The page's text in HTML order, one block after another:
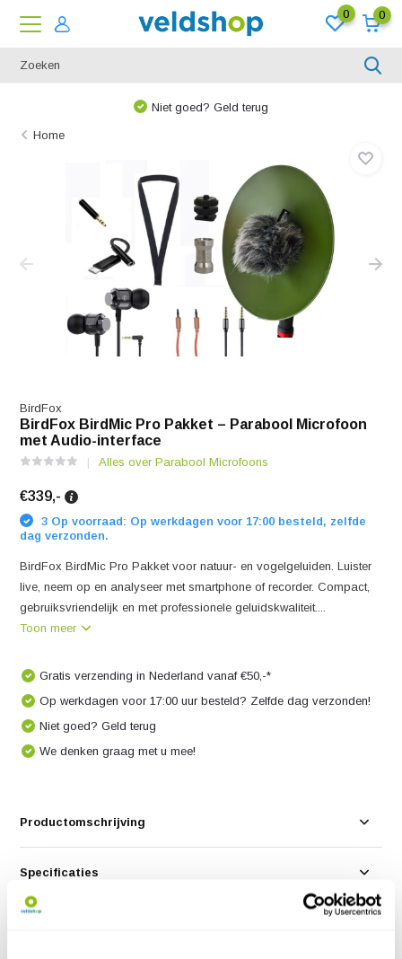
0 0
Niet goed? Geld terug
Home
BirdFox
BirdFox BirdMic Pro Pakket – Parabool Microfoon
met Audio-interface
Alles over Parabool Microfoons
€339,-
3 Op voorraad: Op werkdagen voor 17:00 besteld, zelfde
dag verzonden.
BirdFox BirdMic Pro Pakket voor natuur- en vogelgeluiden. Luister
live, neem op en analyseer met smartphone of recorder. Compact,
gebruiksvriendelijk en met professionele geluidskwaliteit....
Toon meer
Gratis verzending in Nederland vanaf €50,-*
Op werkdagen voor 17:00 uur besteld? Zelfde dag verzonden!
Niet goed? Geld terug
We denken graag met u mee!
Productomschrijving
Specificaties